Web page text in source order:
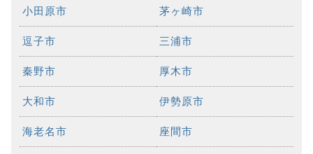
小田原市 茅ヶ崎市
逗子市 三浦市
秦野市 厚木市
大和市 伊勢原市
海老名市 座間市